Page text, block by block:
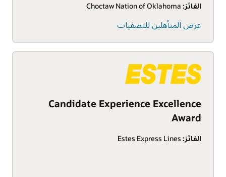
الفائز:
عرض المتأهلين للتصفيات
Candidate Experience Excellence
Award
الفائز: